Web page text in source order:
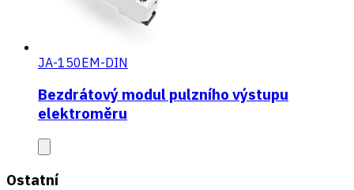
JA-150EM-DIN
Bezdrátový modul pulzního výstupu
elektroměru
Ostatní